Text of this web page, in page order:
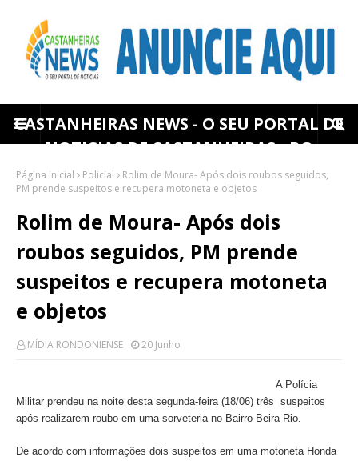
CASTANHEIRAS NEWS - O SEU PORTAL DE
NOTICIAS DE CASTANHEIRAS - RO
Página inicial Policial
Rolim de Moura- Após dois roubos seguidos,
PM prende suspeitos e recupera motoneta e objetos
Rolim de Moura- Após dois
roubos seguidos, PM prende
suspeitos e recupera motoneta
e objetos
MÍDIA RONDONIENSE 20 Junho
A Polícia
Militar prendeu na noite desta segunda-feira (18/06) três suspeitos
após realizarem roubo em uma sorveteria no Bairro Beira Rio.
De acordo com informações dois suspeitos em uma motoneta Honda